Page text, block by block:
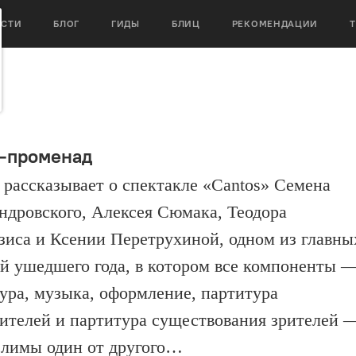
БЛОГ ГИДЫ БЛИЦ РЕКОМЕНДАЦИИ
о спектакле «Cantos» Семена
Алексея Сюмака, Теодора
и Ксении Перетрухиной, одном из
ушедшего года, в котором все компоненты
музыка, оформление, партитура
и партитура существования зрителей
один от другого…